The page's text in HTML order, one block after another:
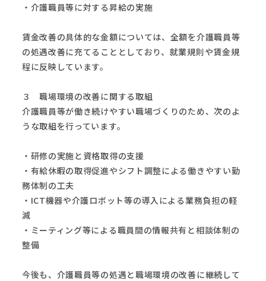
・介護職員等に対する昇給の実施
賃金改善の具体的な金額については、全額を介護職員等
の処遇改善に充てることとしており、就業規則や賃金規
程に反映しています。
３ 職場環境の改善に関する取組
介護職員等が働き続けやすい職場づくりのため、次のよ
うな取組を行っています。
・研修の実施と資格取得の支援
・有給休暇の取得促進やシフト調整による働きやすい勤
務体制の工夫
・ICT機器や介護ロボット等の導入による業務負担の軽
減
・ミーティング等による職員間の情報共有と相談体制の
整備
今後も、介護職員等の処遇と職場環境の改善に継続して